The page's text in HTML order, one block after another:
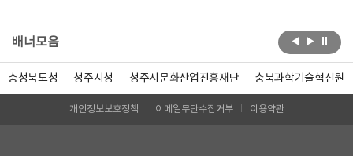
배너모음
충청북도청 청주시청 청주시문화산업진흥재단 충북과학기술혁신원
개인정보보호정책 이메일무단수집거부 이용약관